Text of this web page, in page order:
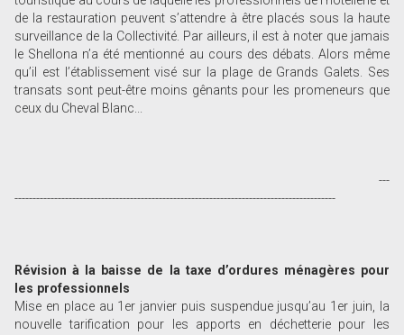
de la restauration peuvent s’attendre à être placés sous la haute
surveillance de la Collectivité. Par ailleurs, il est à noter que jamais
le Shellona n’a été mentionné au cours des débats. Alors même
qu’il est l’établissement visé sur la plage de Grands Galets. Ses
transats sont peut-être moins gênants pour les promeneurs que
ceux du Cheval Blanc...
---
-----------------------------------------------------------------------------------------
Révision à la baisse de la taxe d’ordures ménagères pour
les professionnels
Mise en place au 1er janvier puis suspendue jusqu’au 1er juin, la
nouvelle tarification pour les apports en déchetterie pour les